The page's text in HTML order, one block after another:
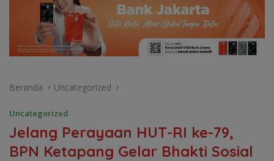
Beranda Uncategorized
Uncategorized
Jelang Perayaan HUT-RI ke-79,
BPN Ketapang Gelar Bhakti Sosial